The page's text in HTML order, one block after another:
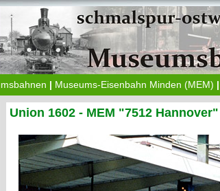
| Museums-Eisenbahn Minden (MEM) |
Union 1602 - MEM "7512 Hannover"